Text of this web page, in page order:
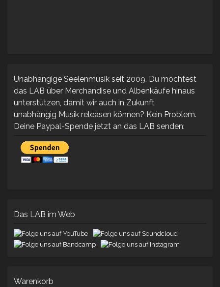
Unabhängige Seelenmusik seit 2009. Du möchtest
das LAB über Merchandise und Albenkäufe hinaus
unterstützen, damit wir auch in Zukunft
unabhängig Musik releasen können? Kein Problem.
Deine Paypal-Spende jetzt an das LAB senden:
Das LAB im Web
Warenkorb